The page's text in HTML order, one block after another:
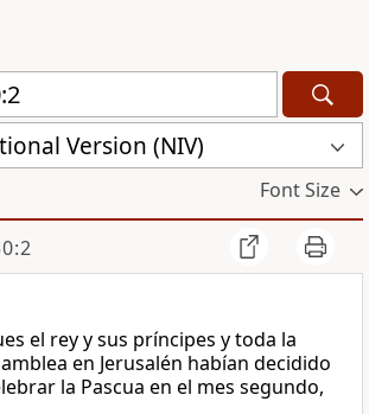
Version (NIV)
Font Size
el rey y sus príncipes y toda la
en Jerusalén habían decidido
la Pascua en el mes segundo,